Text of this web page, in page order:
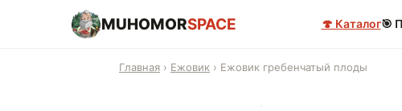
MUHOMORSPACE 🍄 Каталог🎯
Главная › Ежовик › Ежовик гребенчатый плоды